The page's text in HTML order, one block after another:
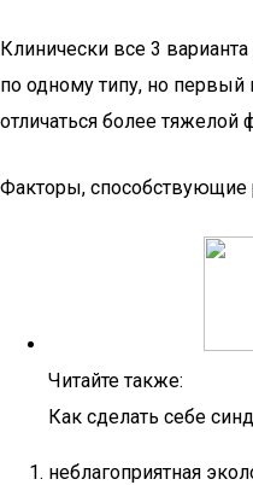
Клинически все 3
по одному типу, но
отличаться более тяжелой
Факторы, способствующие
Читайте также:
Как сделать себе
неблагоприятная